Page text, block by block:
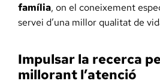
família, on el coneixement
servei d’una millor qualitat de
Impulsar la recerca
millorant l’atenció